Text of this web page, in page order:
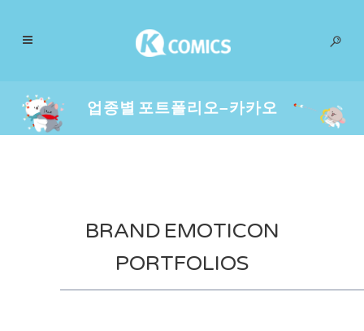
업종별 포트폴리오–카카오
BRAND EMOTICON
PORTFOLIOS